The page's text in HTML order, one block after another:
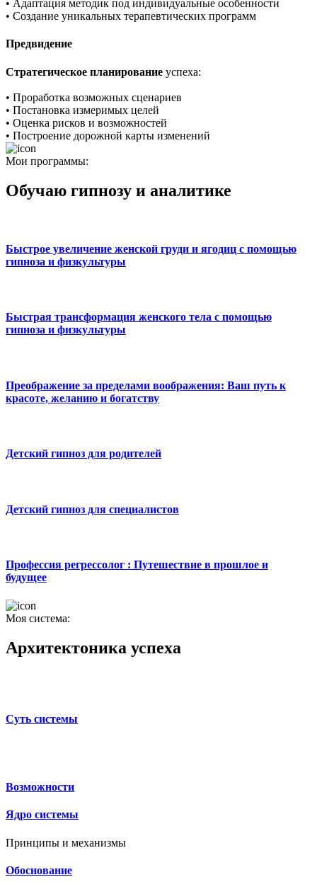
• Адаптация методик под индивидуальные особенности
• Создание уникальных терапевтических программ
Предвидение
Стратегическое планирование успеха:
• Проработка возможных сценариев
• Постановка измеримых целей
• Оценка рисков и возможностей
• Построение дорожной карты изменений
Мои программы:
Обучаю гипнозу и аналитике
Быстрое увеличение женской груди и ягодиц с помощью
гипноза и физкультуры
Быстрая трансформация женского тела с помощью
гипноза и физкультуры
Преображение за пределами воображения: Ваш путь к
красоте, желанию и богатству
Детский гипноз для родителей
Детский гипноз для специалистов
Профессия регрессолог : Путешествие в прошлое и
будущее
Моя система:
Архитектоника успеха
Суть системы
Возможности
Ядро системы
Принципы и механизмы
Обоснование